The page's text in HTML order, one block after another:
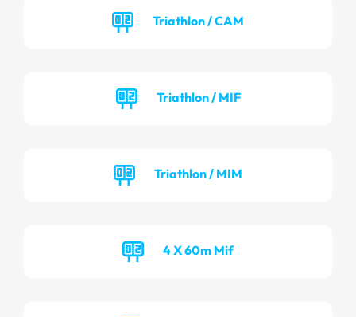
Triathlon / CAM
Triathlon / MIF
Triathlon / MIM
4 X 60m Mif